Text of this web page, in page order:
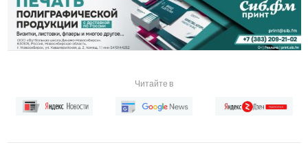
Читайте в